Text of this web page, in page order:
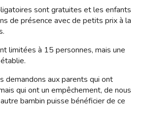
sont gratuites et les enfants
de présence avec de petits prix à la
limitées à 15 personnes, mais une
demandons aux parents qui ont
qui ont un empêchement, de nous
bambin puisse bénéficier de ce